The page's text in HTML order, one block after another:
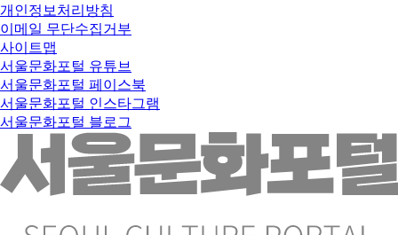
개인정보처리방침
이메일 무단수집거부
사이트맵
서울문화포털 유튜브
서울문화포털 페이스북
서울문화포털 인스타그램
서울문화포털 블로그